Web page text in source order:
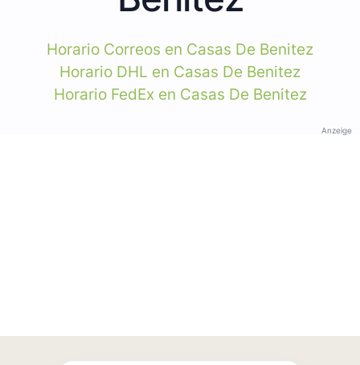
Horario Correos en Casas De Benitez
Horario DHL en Casas De Benitez
Horario FedEx en Casas De Benitez
Anzeige